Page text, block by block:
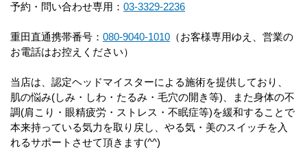
予約・問い合わせ専用： 03-3329-2236
重田直通携帯番号： 080-9040-1010 （お客様専用ゆえ、営業の
お電話はお控えください）
当店は、認定ヘッドマイスターによる施術を提供しており、
肌の悩み(しみ・しわ・たるみ・毛穴の開き等)、また身体の不
調(肩こり・眼精疲労・ストレス・不眠症等)を緩和することで
本来持っている気力を取り戻し、やる気・美のスイッチを入
れるサポートさせて頂きます(^^)